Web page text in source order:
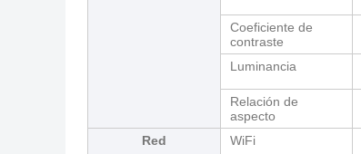
Coeficiente de
contraste
Luminancia
Relación de
aspecto
Red WiFi